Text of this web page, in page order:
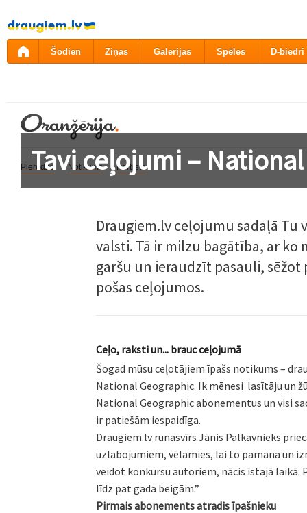
Pāriet
uz
saturu
Šodien Ziņas Galerijas Spēles D-biedri
Pieredze Notikums Portrets
Tavi ceļojumi –
Draugiem.lv ceļojumu sadaļā Tu
valsti. Tā ir milzu bagātība, ar ko
garšu un ieraudzīt pasauli, sēžot
pošas ceļojumos.
Ceļo, raksti un... brauc ceļojumā
Šogad mūsu ceļotājiem īpašs notikums –
National Geographic. Ik mēnesi lasītāju un
National Geographic abonementus un visi
ir patiešām iespaidīga.
Draugiem.lv runasvīrs Jānis Palkavnieks
uzlabojumiem, vēlamies, lai to pamana un
veidot konkursu autoriem, nācis īstajā laikā.
līdz pat gada beigām.”
Pirmais abonements atradis īpašnieku